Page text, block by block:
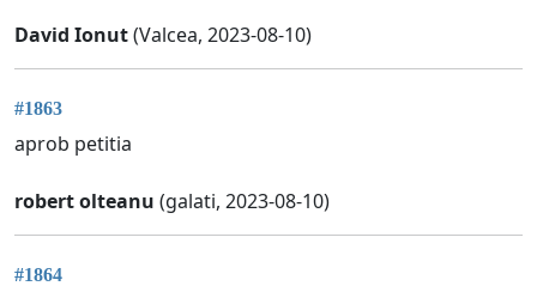
David Ionut(Valcea, 2023-08-10)
#1863
aprob petitia
robert olteanu (galati, 2023-08-10)
#1864